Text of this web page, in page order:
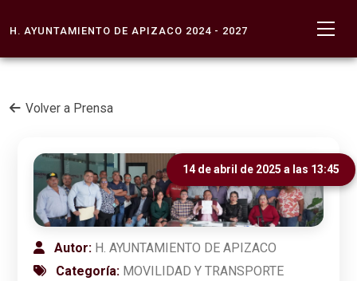
H. AYUNTAMIENTO DE APIZACO 2024 - 2027
Volver a Prensa
14 de abril de 2025 a las 13:45
Autor: H. AYUNTAMIENTO DE APIZACO
Categoría: MOVILIDAD Y TRANSPORTE